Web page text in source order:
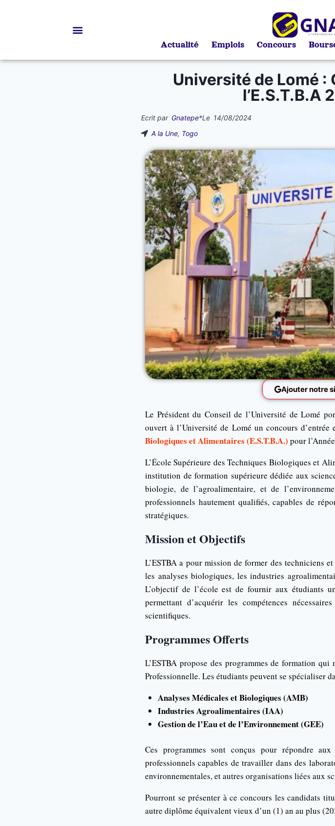
Actualité Emplois Concours
Université de Lomé :
l’E.S.T.B.A
Ecrit par Gnatepe*Le 14/08/2024
A la Une, Togo
Ajouter notre
Le Président du Conseil de l’Université de Lomé
ouvert à l’Université de Lomé un concours d’entrée
Biologiques et Alimentaires (E.S.T.B.A.) pour
L’École Supérieure des Techniques Biologiques et
institution de formation supérieure dédiée aux
biologie, de l’agroalimentaire, et de
professionnels hautement qualifiés, capables de
stratégiques.
Mission et Objectifs
L’ESTBA a pour mission de former des techniciens
les analyses biologiques, les industries
L’objectif de l’école est de fournir aux étudiants
permettant d’acquérir les compétences
scientifiques.
Programmes Offerts
L’ESTBA propose des programmes de formation
Professionnelle. Les étudiants peuvent se spécialiser
Analyses Médicales et Biologiques (AMB)
Industries Agroalimentaires (IAA)
Gestion de l’Eau et de l’Environnement (GEE)
Ces programmes sont conçus pour répondre
professionnels capables de travailler dans des
environnementales, et autres organisations liées aux
Pourront se présenter à ce concours les candidats
autre diplôme équivalent vieux d’un (1) an au plus